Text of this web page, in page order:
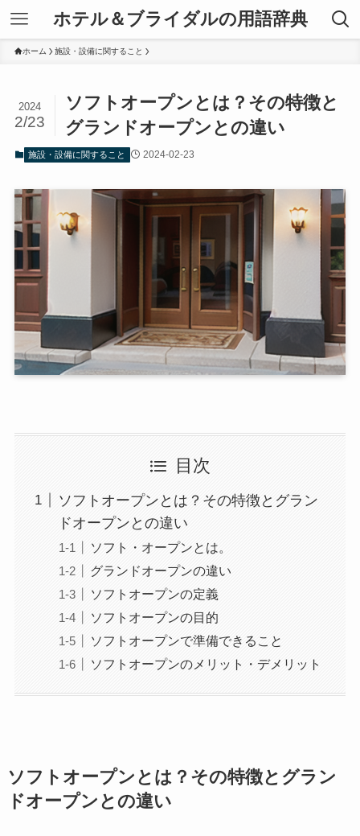
ホテル＆ブライダルの用語辞典
ホーム 施設・設備に関すること
ソフトオープンとは？その特徴と
グランドオープンとの違い
2024
2/23
施設・設備に関すること 2024-02-23
目次
ソフトオープンとは？その特徴とグラン
ドオープンとの違い
ソフト・オープンとは。
グランドオープンの違い
ソフトオープンの定義
ソフトオープンの目的
ソフトオープンで準備できること
ソフトオープンのメリット・デメリット
ソフトオープンとは？その特徴とグラン
ドオープンとの違い